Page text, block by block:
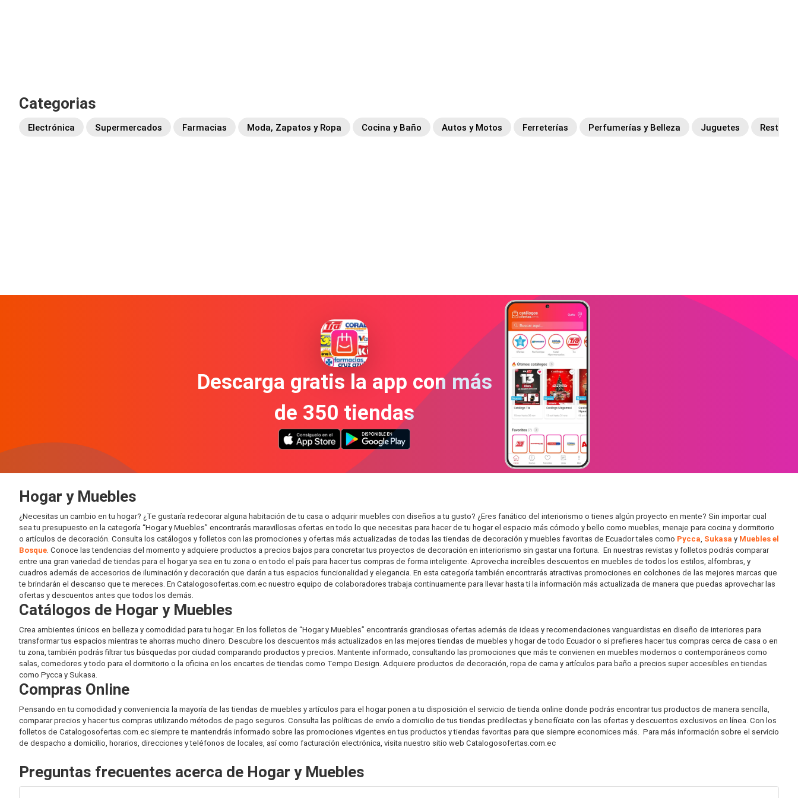
Categorias
Electrónica Supermercados Farmacias Moda, Zapatos y Ropa Cocina y Baño Autos y Motos Ferreterías Perfumerías y Belleza Juguetes
Descarga gratis la app con más
de 350 tiendas
Hogar y Muebles
¿Necesitas un cambio en tu hogar? ¿Te gustaría redecorar alguna habitación de tu casa o adquirir muebles con diseños a tu gusto? ¿Eres fanático del interiorismo o tienes algún proyecto en mente? Sin importar cual
sea tu presupuesto en la categoría “Hogar y Muebles” encontrarás maravillosas ofertas en todo lo que necesitas para hacer de tu hogar el espacio más cómodo y bello como muebles, menaje para cocina y dormitorio
o artículos de decoración. Consulta los catálogos y folletos con las promociones y ofertas más actualizadas de todas las tiendas de decoración y muebles favoritas de Ecuador tales como Pycca, Sukasa y Muebles el
Bosque. Conoce las tendencias del momento y adquiere productos a precios bajos para concretar tus proyectos de decoración en interiorismo sin gastar una fortuna. En nuestras revistas y folletos podrás comparar
entre una gran variedad de tiendas para el hogar ya sea en tu zona o en todo el país para hacer tus compras de forma inteligente. Aprovecha increíbles descuentos en muebles de todos los estilos, alfombras, y
cuadros además de accesorios de iluminación y decoración que darán a tus espacios funcionalidad y elegancia. En esta categoría también encontrarás atractivas promociones en colchones de las mejores marcas que
te brindarán el descanso que te mereces. En Catalogosofertas.com.ec nuestro equipo de colaboradores trabaja continuamente para llevar hasta ti la información más actualizada de manera que puedas aprovechar las
ofertas y descuentos antes que todos los demás.
Catálogos de Hogar y Muebles
Crea ambientes únicos en belleza y comodidad para tu hogar. En los folletos de “Hogar y Muebles” encontrarás grandiosas ofertas además de ideas y recomendaciones vanguardistas en diseño de interiores para
transformar tus espacios mientras te ahorras mucho dinero. Descubre los descuentos más actualizados en las mejores tiendas de muebles y hogar de todo Ecuador o si prefieres hacer tus compras cerca de casa o en
tu zona, también podrás filtrar tus búsquedas por ciudad comparando productos y precios. Mantente informado, consultando las promociones que más te convienen en muebles modernos o contemporáneos como
salas, comedores y todo para el dormitorio o la oficina en los encartes de tiendas como Tempo Design. Adquiere productos de decoración, ropa de cama y artículos para baño a precios super accesibles en tiendas
como Pycca y Sukasa.
Compras Online
Pensando en tu comodidad y conveniencia la mayoría de las tiendas de muebles y artículos para el hogar ponen a tu disposición el servicio de tienda online donde podrás encontrar tus productos de manera sencilla,
comparar precios y hacer tus compras utilizando métodos de pago seguros. Consulta las políticas de envío a domicilio de tus tiendas predilectas y benefíciate con las ofertas y descuentos exclusivos en línea. Con los
folletos de Catalogosofertas.com.ec siempre te mantendrás informado sobre las promociones vigentes en tus productos y tiendas favoritas para que siempre economices más. Para más información sobre el servicio
de despacho a domicilio, horarios, direcciones y teléfonos de locales, así como facturación electrónica, visita nuestro sitio web Catalogosofertas.com.ec
Preguntas frecuentes acerca de Hogar y Muebles